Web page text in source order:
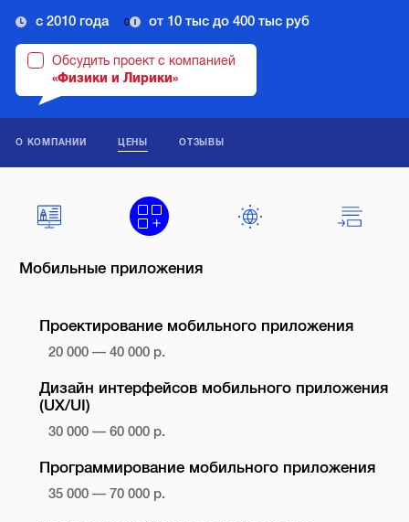
с 2010 года 0 от 10 тыс до 400 тыс руб
Обсудить проект с компанией
«Физики и Лирики»
О КОМПАНИИ ЦЕНЫ ОТЗЫВЫ
Мобильные приложения
Проектирование мобильного приложения
20 000 — 40 000 р.
Дизайн интерфейсов мобильного приложения
(UX/UI)
30 000 — 60 000 р.
Программирование мобильного приложения
35 000 — 70 000 р.